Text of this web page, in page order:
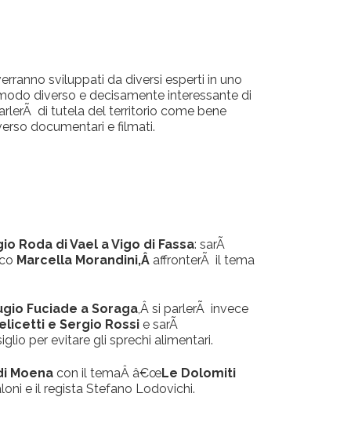
sviluppati da diversi esperti in uno
diverso e decisamente interessante di
di tutela del territorio come bene
documentari e filmati.
Roda di Vael a Vigo di Fassa: sarÃ
Marcella Morandini,Â affronterÃ il tema
Fuciade a Soraga,Â si parlerÃ invece
e Sergio Rossi e sarÃ
per evitare gli sprechi alimentari.
Moena con il temaÂ â€œLe Dolomiti
e il regista Stefano Lodovichi.